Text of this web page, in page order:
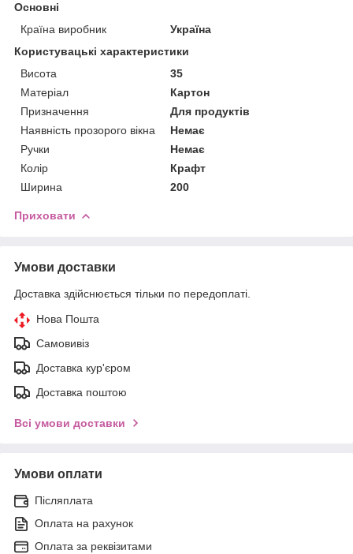
Основні
Країна виробник
Україна
Користувацькі характеристики
Висота
35
Матеріал
Картон
Призначення
Для продуктів
Наявність прозорого вікна
Немає
Ручки
Немає
Колір
Крафт
Ширина
200
Приховати
Умови доставки
Доставка здійснюється тільки по передоплаті.
Нова Пошта
Самовивіз
Доставка кур'єром
Доставка поштою
Всі умови доставки
Умови оплати
Післяплата
Оплата на рахунок
Оплата за реквізитами